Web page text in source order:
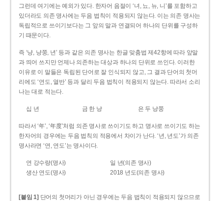
그런데 여기에는 예외가 있다. 한자어 음절이 ‘녀, 뇨, 뉴, 니’를 포함하고
있더라도 의존 명사에는 두음 법칙이 적용되지 않는다. 이는 의존 명사는
독립적으로 쓰이기보다는 그 앞의 말과 연결되어 하나의 단위를 구성하
기 때문이다.
즉 ‘냥, 냥쭝, 년’ 등과 같은 의존 명사는 한글 맞춤법 제42항에 따라 앞말
과 띄어 쓰지만 언제나 의존하는 대상과 하나의 단위로 쓰인다. 이러한
이유로 이 말들은 독립된 단어로 잘 인식되지 않고, 그 결과 단어의 첫머
리에도 ‘연도, 열반’ 등과 달리 두음 법칙이 적용되지 않는다. 따라서 소리
나는 대로 적는다.
십 년 금 한 냥 은 두 냥쭝
따라서 ‘年’, ‘年度’처럼 의존 명사로 쓰이기도 하고 명사로 쓰이기도 하는
한자어의 경우에는 두음 법칙의 적용에서 차이가 난다. ‘년, 년도’가 의존
명사라면 ‘연, 연도’는 명사이다.
연 강수량(명사)
일 년(의존 명사)
생산 연도(명사)
2018 년도(의존 명사)
[붙임 1] 단어의 첫머리가 아닌 경우에는 두음 법칙이 적용되지 않으므로